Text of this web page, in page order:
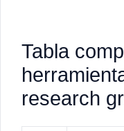
Tabla
research